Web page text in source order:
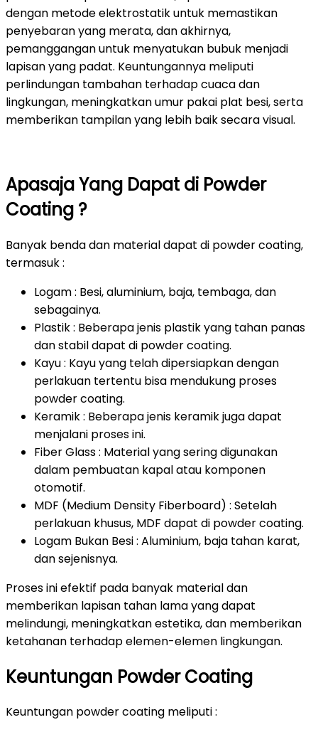
dengan metode elektrostatik untuk memastikan
penyebaran yang merata, dan akhirnya,
pemanggangan untuk menyatukan bubuk menjadi
lapisan yang padat. Keuntungannya meliputi
perlindungan tambahan terhadap cuaca dan
lingkungan, meningkatkan umur pakai plat besi, serta
memberikan tampilan yang lebih baik secara visual.
Apasaja Yang Dapat di Powder
Coating ?
Banyak benda dan material dapat di powder coating,
termasuk :
Logam : Besi, aluminium, baja, tembaga, dan
sebagainya.
Plastik : Beberapa jenis plastik yang tahan panas
dan stabil dapat di powder coating.
Kayu : Kayu yang telah dipersiapkan dengan
perlakuan tertentu bisa mendukung proses
powder coating.
Keramik : Beberapa jenis keramik juga dapat
menjalani proses ini.
Fiber Glass : Material yang sering digunakan
dalam pembuatan kapal atau komponen
otomotif.
MDF (Medium Density Fiberboard) : Setelah
perlakuan khusus, MDF dapat di powder coating.
Logam Bukan Besi : Aluminium, baja tahan karat,
dan sejenisnya.
Proses ini efektif pada banyak material dan
memberikan lapisan tahan lama yang dapat
melindungi, meningkatkan estetika, dan memberikan
ketahanan terhadap elemen-elemen lingkungan.
Keuntungan Powder Coating
Keuntungan powder coating meliputi :